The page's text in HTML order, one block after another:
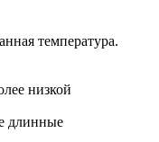
температура.
низкой
длинные